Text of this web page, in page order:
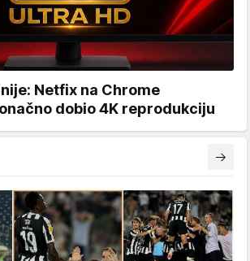
Netfix na Chrome
dobio 4K reprodukciju